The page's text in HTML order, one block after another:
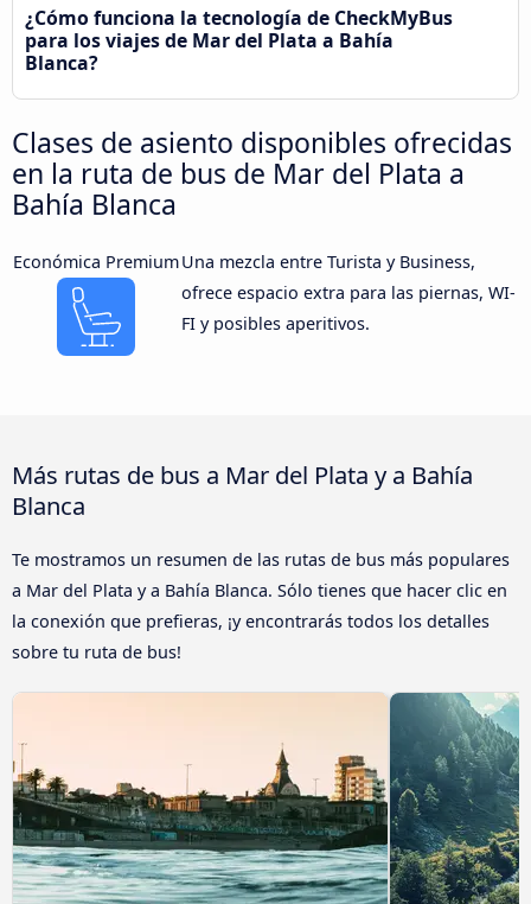
¿Cómo funciona la tecnología de CheckMyBus
para los viajes de Mar del Plata a Bahía
Blanca?
Clases de asiento disponibles ofrecidas
en la ruta de bus de Mar del Plata a
Bahía Blanca
Económica PremiumUna mezcla entre Turista y Business,
ofrece espacio extra para las piernas, WI-
FI y posibles aperitivos.
Más rutas de bus a Mar del Plata y a Bahía
Blanca
Te mostramos un resumen de las rutas de bus más populares
a Mar del Plata y a Bahía Blanca. Sólo tienes que hacer clic en
la conexión que prefieras, ¡y encontrarás todos los detalles
sobre tu ruta de bus!